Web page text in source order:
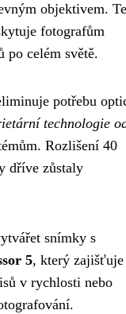
objektivem.
fotografům
po celém světě.
potřebu
technologie
Rozlišení 40
dříve zůstaly
snímky s
5, který zajišťuje
v rychlosti nebo